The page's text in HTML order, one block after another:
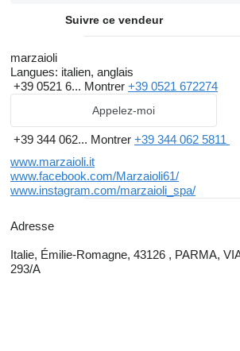
Suivre ce vendeur
marzaioli
Langues: italien, anglais
+39 0521 6... Montrer +39 0521 672274
Appelez-moi
+39 344 062... Montrer +39 344 062 5811
www.marzaioli.it
www.facebook.com/Marzaioli61/
www.instagram.com/marzaioli_spa/
Adresse
Italie, Émilie-Romagne, 43126 , PARMA,
293/A